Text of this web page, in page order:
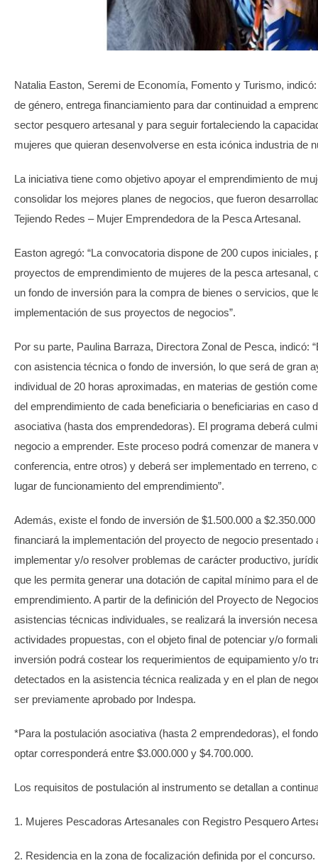
Natalia Easton, Seremi de Economía, Fomento y Turismo,
de género, entrega financiamiento para dar continuidad a
sector pesquero artesanal y para seguir fortaleciendo la
mujeres que quieran desenvolverse en esta icónica industria de
La iniciativa tiene como objetivo apoyar el emprendimiento de
consolidar los mejores planes de negocios, que fueron
Tejiendo Redes – Mujer Emprendedora de la Pesca Artesanal.
Easton agregó: “La convocatoria dispone de 200 cupos iniciales,
proyectos de emprendimiento de mujeres de la pesca artesanal,
un fondo de inversión para la compra de bienes o servicios, que
implementación de sus proyectos de negocios”.
Por su parte, Paulina Barraza, Directora Zonal de Pesca, indicó:
con asistencia técnica o fondo de inversión, lo que será de gran
individual de 20 horas aproximadas, en materias de gestión
del emprendimiento de cada beneficiaria o beneficiarias en caso
asociativa (hasta dos emprendedoras). El programa deberá
negocio a emprender. Este proceso podrá comenzar de manera
conferencia, entre otros) y deberá ser implementado en terreno,
lugar de funcionamiento del emprendimiento”.
Además, existe el fondo de inversión de $1.500.000 a
financiará la implementación del proyecto de negocio
implementar y/o resolver problemas de carácter productivo,
que les permita generar una dotación de capital mínimo para el
emprendimiento. A partir de la definición del Proyecto de
asistencias técnicas individuales, se realizará la inversión
actividades propuestas, con el objeto final de potenciar y/o
inversión podrá costear los requerimientos de equipamiento y/o
detectados en la asistencia técnica realizada y en el plan de
ser previamente aprobado por Indespa.
*Para la postulación asociativa (hasta 2 emprendedoras), el
optar corresponderá entre $3.000.000 y $4.700.000.
Los requisitos de postulación al instrumento se detallan a
1. Mujeres Pescadoras Artesanales con Registro Pesquero
2. Residencia en la zona de focalización definida por el concurso.